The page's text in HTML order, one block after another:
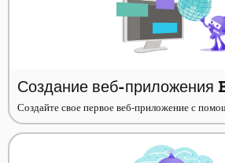
Создание веб-приложения
Создайте свое первое веб-приложение с